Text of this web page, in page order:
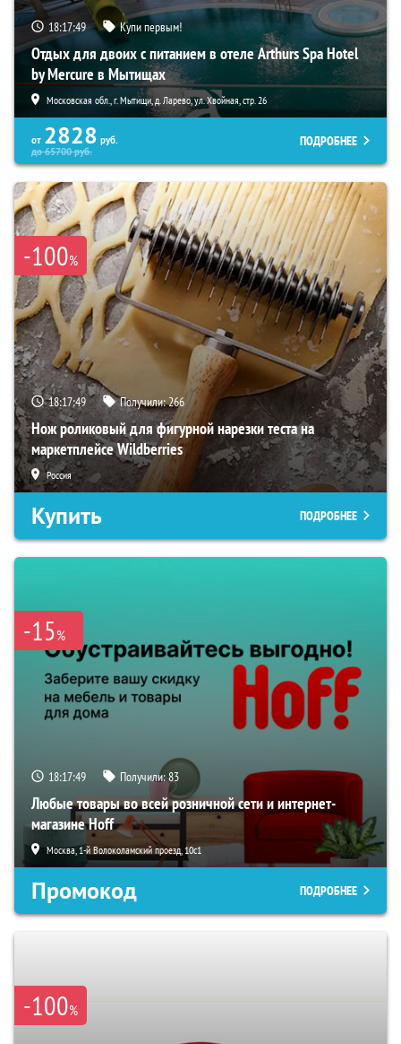
18:17:48 Купи первым!
Отдых для двоих с питанием в отеле Arthurs Spa Hotel
by Mercure в Мытищах
Московская обл., г. Мытищи, д. Ларево, ул. Хвойная, стр. 26
от 2828 руб.
до65700руб.
ПОДРОБНЕЕ
-100%
18:17:48 Получили:266
Нож роликовый для фигурной нарезки теста на
маркетплейсе Wildberries
Россия
Купить ПОДРОБНЕЕ
-15%
18:17:48 Получили:83
Любые товары во всей розничной сети и интернет-
магазине Hoff
Москва, 1-й Волоколамский проезд, 10с1
Промокод ПОДРОБНЕЕ
-100%